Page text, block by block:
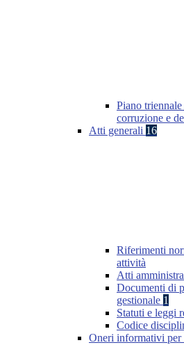
Piano
corruzione e
Atti generali 16
Riferimenti
attività
Atti
Documenti di
gestionale 1
Statuti e leggi
Codice
Oneri informativi per